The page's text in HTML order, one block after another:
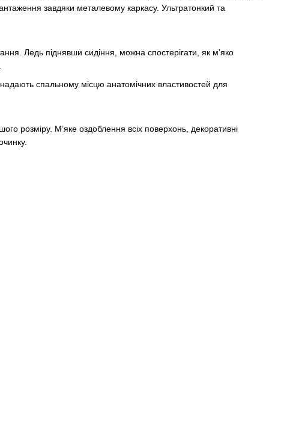
завдяки металевому каркасу. Ультратонкий та
Ледь піднявши сидіння, можна спостерігати, як м’яко
спальному місцю анатомічних властивостей для
розміру. М’яке оздоблення всіх поверхонь, декоративні